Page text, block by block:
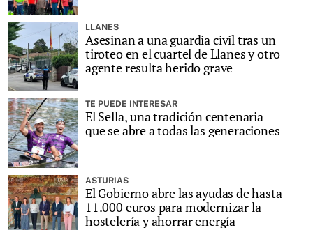
LLANES
Asesinan a una guardia civil tras un
tiroteo en el cuartel de Llanes y otro
agente resulta herido grave
TE PUEDE INTERESAR
El Sella, una tradición centenaria
que se abre a todas las generaciones
ASTURIAS
El Gobierno abre las ayudas de hasta
11.000 euros para modernizar la
hostelería y ahorrar energía